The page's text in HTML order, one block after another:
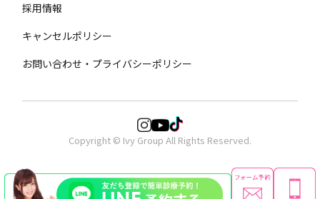
採用情報
キャンセルポリシー
お問い合わせ・プライバシーポリシー
Copyright © Ivy Group All Rights Reserved.